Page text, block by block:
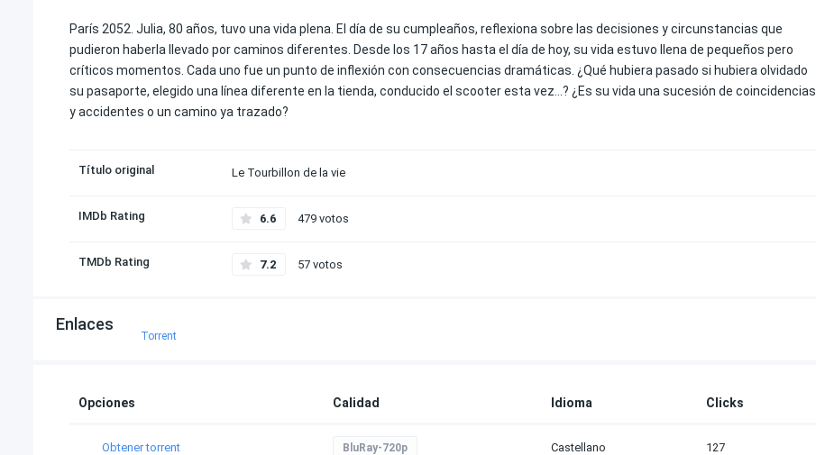
París 2052. Julia, 80 años, tuvo una vida plena. El día de su cumpleaños, reflexiona sobre las decisiones y circunstancias que
pudieron haberla llevado por caminos diferentes. Desde los 17 años hasta el día de hoy, su vida estuvo llena de pequeños pero
críticos momentos. Cada uno fue un punto de inflexión con consecuencias dramáticas. ¿Qué hubiera pasado si hubiera olvidado
su pasaporte, elegido una línea diferente en la tienda, conducido el scooter esta vez…? ¿Es su vida una sucesión de coincidencias
y accidentes o un camino ya trazado?
Título original Le Tourbillon de la vie
IMDb Rating 6.6 479 votos
TMDb Rating 7.2 57 votos
Enlaces
Torrent
Opciones Calidad Idioma Clicks
Obtener torrent BluRay-720p Castellano 127